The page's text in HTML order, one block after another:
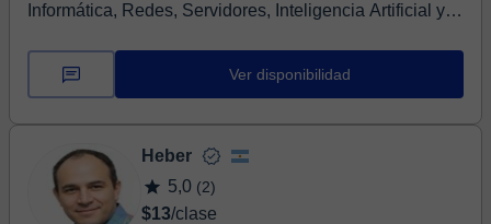
Informática, Redes, Servidores, Inteligencia Artificial y
Ver disponibilidad
Heber
5,0 (2)
$13/clase